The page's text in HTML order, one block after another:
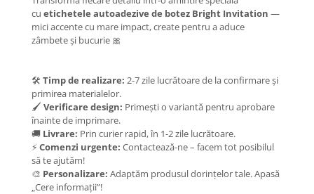
cu etichetele autoadezive de botez Bright Invitation —
mici accente cu mare impact, create pentru a aduce
zâmbete și bucurie 🎀
🛠️ Timp de realizare: 2-7 zile lucrătoare de la confirmare și
primirea materialelor.
🖌️ Verificare design: Primești o variantă pentru aprobare
înainte de imprimare.
🚚 Livrare: Prin curier rapid, în 1-2 zile lucrătoare.
⚡ Comenzi urgente: Contactează-ne – facem tot posibilul
să te ajutăm!
🎨 Personalizare: Adaptăm produsul dorințelor tale. Apasă
„Cere informații”!